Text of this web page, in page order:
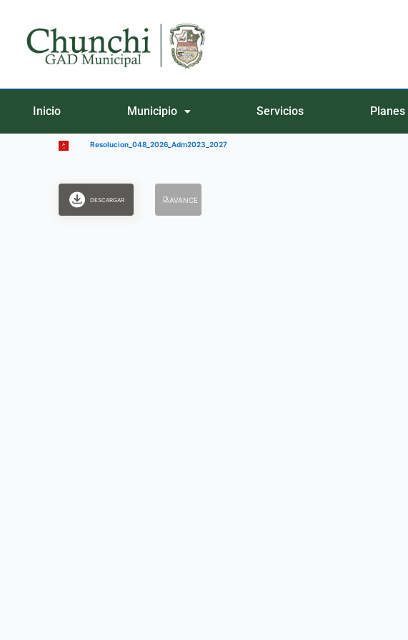
contenido
Inicio Municipio Servicios Planes
Resolucion_048_2026_Adm2023_2027
DESCARGAR AVANCE